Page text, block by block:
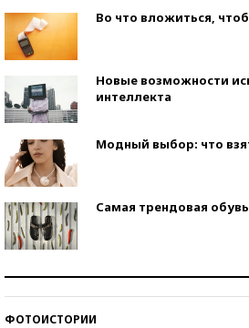
Во что вложиться,
Новые возможности
интеллекта
Модный выбор: что
Самая трендовая обувь
ФОТОИСТОРИИ